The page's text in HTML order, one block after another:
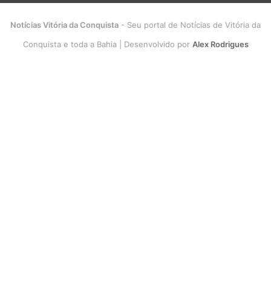
Notícias Vitória da Conquista - Seu portal de Notícias de Vitória da
Conquista e toda a Bahia | Desenvolvido por Alex Rodrigues